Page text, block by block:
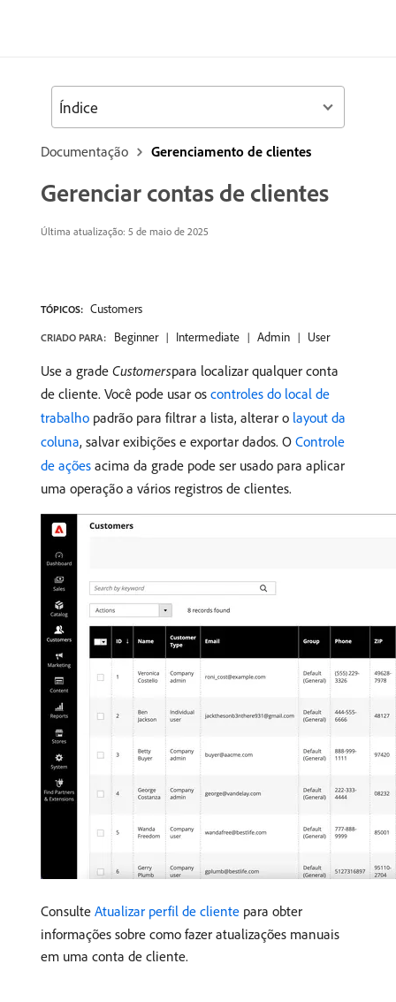
Documentação Gerenciamento de clientes
Gerenciar contas de clientes
Última atualização: 5 de maio de 2025
TÓPICOS: Customers
CRIADO PARA: Beginner Intermediate Admin User
Use a grade Customers​para localizar qualquer conta
de cliente. Você pode usar os controles do local de
trabalho padrão para filtrar a lista, alterar o layout da
coluna, salvar exibições e exportar dados. O Controle
de ações acima da grade pode ser usado para aplicar
uma operação a vários registros de clientes.
Consulte Atualizar perfil de cliente para obter
informações sobre como fazer atualizações manuais
em uma conta de cliente.
Índice